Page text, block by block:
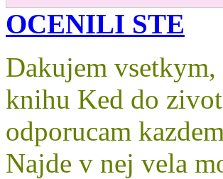
OCENILI STE
Dakujem
knihu Ked do
odporucam
Najde v nej vela